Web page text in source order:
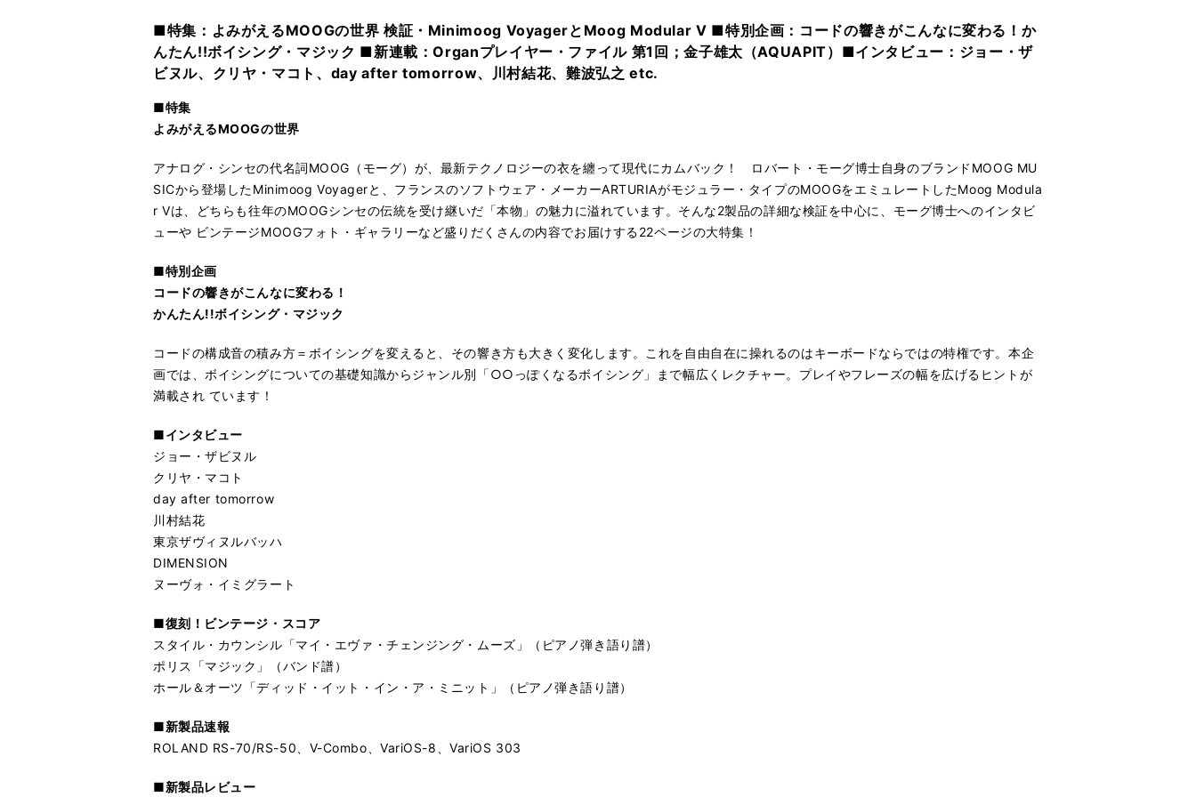
■特集：よみがえるMOOGの世界 検証・Minimoog VoyagerとMoog Modular V ■特別企画：コードの響きがこんなに変わる！か
んたん!!ボイシング・マジック ■新連載：Organプレイヤー・ファイル 第1回；金子雄太（AQUAPIT）■インタビュー：ジョー・ザ
ビヌル、クリヤ・マコト、day after tomorrow、川村結花、難波弘之 etc.
■特集
よみがえるMOOGの世界
アナログ・シンセの代名詞MOOG（モーグ）が、最新テクノロジーの衣を纏って現代にカムバック！ ロバート・モーグ博士自身のブランドMOOG MU
SICから登場したMinimoog Voyagerと、フランスのソフトウェア・メーカーARTURIAがモジュラー・タイプのMOOGをエミュレートしたMoog Modula
r Vは、どちらも往年のMOOGシンセの伝統を受け継いだ「本物」の魅力に溢れています。そんな2製品の詳細な検証を中心に、モーグ博士へのインタビ
ューや ビンテージMOOGフォト・ギャラリーなど盛りだくさんの内容でお届けする22ページの大特集！
■特別企画
コードの響きがこんなに変わる！
かんたん!!ボイシング・マジック
コードの構成音の積み方＝ボイシングを変えると、その響き方も大きく変化します。これを自由自在に操れるのはキーボードならではの特権です。本企
画では、ボイシングについての基礎知識からジャンル別「○○っぽくなるボイシング」まで幅広くレクチャー。プレイやフレーズの幅を広げるヒントが
満載され ています！
■インタビュー
ジョー・ザビヌル
クリヤ・マコト
day after tomorrow
川村結花
東京ザヴィヌルバッハ
DIMENSION
ヌーヴォ・イミグラート
■復刻！ビンテージ・スコア
スタイル・カウンシル「マイ・エヴァ・チェンジング・ムーズ」（ピアノ弾き語り譜）
ポリス「マジック」（バンド譜）
ホール＆オーツ「ディッド・イット・イン・ア・ミニット」（ピアノ弾き語り譜）
■新製品速報
ROLAND RS-70/RS-50、V-Combo、VariOS-8、VariOS 303
■新製品レビュー